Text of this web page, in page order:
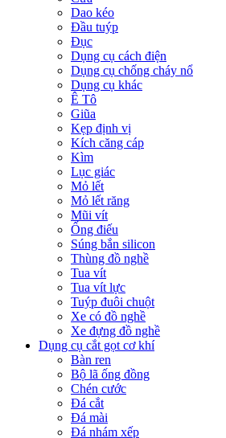
Dao kéo
Đầu tuýp
Đục
Dụng cụ cách điện
Dụng cụ chống cháy nổ
Dụng cụ khác
Ê Tô
Giũa
Kẹp định vị
Kích căng cáp
Kìm
Lục giác
Mỏ lết
Mỏ lết răng
Mũi vít
Ống điếu
Súng bắn silicon
Thùng đồ nghề
Tua vít
Tua vít lực
Tuýp đuôi chuột
Xe có đồ nghề
Xe đựng đồ nghề
Dụng cụ cắt gọt cơ khí
Bàn ren
Bộ lã ống đồng
Chén cước
Đá cắt
Đá mài
Đá nhám xếp